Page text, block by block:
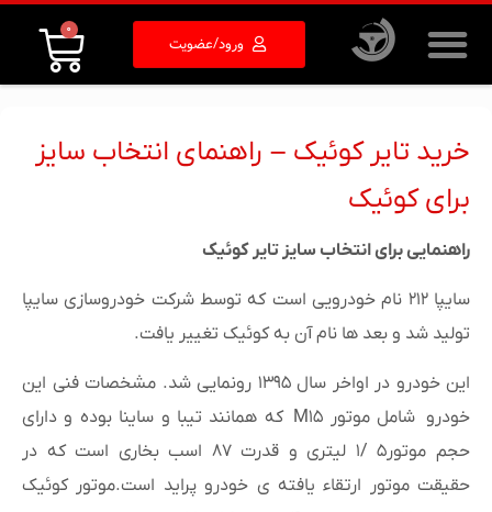
ورود/عضویت
0
خرید تایر کوئیک – راهنمای انتخاب سایز
برای کوئیک
راهنمایی برای انتخاب سایز تایر کوئیک
سایپا ۲۱۲ نام خودرویی است که توسط شرکت خودروسازی سایپا
تولید شد و بعد ها نام آن به کوئیک تغییر یافت.
این خودرو در اواخر سال ۱۳۹۵ رونمایی شد.
مشخصات فنی این
خودرو شامل موتور M۱۵ که همانند تیبا و ساینا بوده و دارای
حجم موتور۵ /۱ لیتری و قدرت ۸۷ اسب بخاری است که در
حقیقت موتور ارتقاء یافته ی خودرو پراید است.موتور کوئیک